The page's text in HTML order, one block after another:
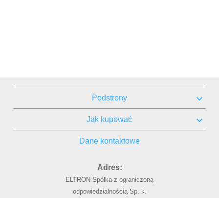
Podstrony
Jak kupować
Dane kontaktowe
Adres:
ELTRON Spółka z ograniczoną
odpowiedzialnością Sp. k.